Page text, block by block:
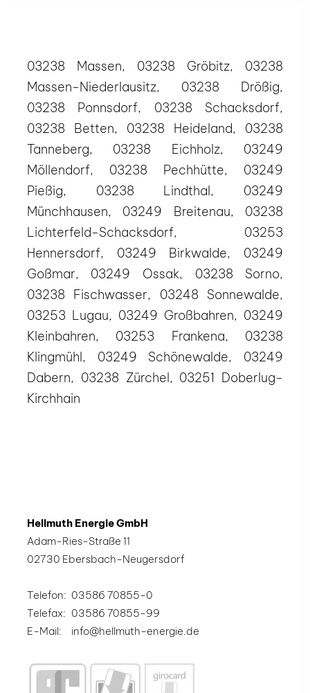
03238 Massen, 03238 Gröbitz, 03238
Massen-Niederlausitz, 03238 Drößig,
03238 Ponnsdorf, 03238 Schacksdorf,
03238 Betten, 03238 Heideland, 03238
Tanneberg, 03238 Eichholz, 03249
Möllendorf, 03238 Pechhütte, 03249
Pießig, 03238 Lindthal, 03249
Münchhausen, 03249 Breitenau, 03238
Lichterfeld-Schacksdorf, 03253
Hennersdorf, 03249 Birkwalde, 03249
Goßmar, 03249 Ossak, 03238 Sorno,
03238 Fischwasser, 03248 Sonnewalde,
03253 Lugau, 03249 Großbahren, 03249
Kleinbahren, 03253 Frankena, 03238
Klingmühl, 03249 Schönewalde, 03249
Dabern, 03238 Zürchel, 03251 Doberlug-
Kirchhain
Hellmuth Energie GmbH
Adam-Ries-Straße 11
02730 Ebersbach-Neugersdorf
Telefon: 03586 70855-0
Telefax: 03586 70855-99
E-Mail:
info@hellmuth-energie.de